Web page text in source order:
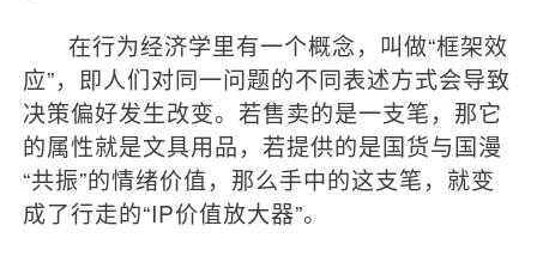
在行为经济学里有一个概念，叫做“框架效
应”，即人们对同一问题的不同表述方式会导致
决策偏好发生改变。若售卖的是一支笔，那它
的属性就是文具用品，若提供的是国货与国漫
“共振”的情绪价值，那么手中的这支笔，就变
成了行走的“IP价值放大器”。